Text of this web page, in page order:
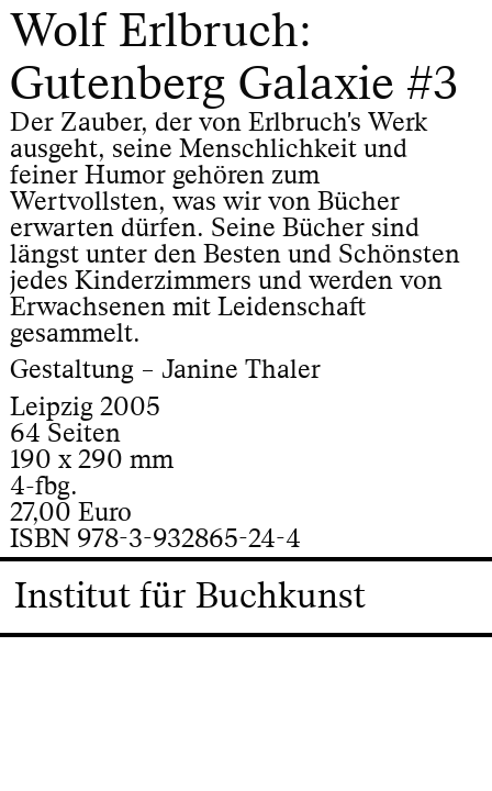
Wolf Erlbruch:
Gutenberg Galaxie #3
Der Zauber, der von Erlbruch's Werk
ausgeht, seine Menschlichkeit und
feiner Humor gehören zum
Wertvollsten, was wir von Bücher
erwarten dürfen. Seine Bücher sind
längst unter den Besten und Schönsten
jedes Kinderzimmers und werden von
Erwachsenen mit Leidenschaft
gesammelt.
Gestaltung – Janine Thaler
Leipzig 2005
64 Seiten
190 x 290 mm
4-fbg.
27,00 Euro
ISBN 978-3-932865-24-4
Institut für Buchkunst